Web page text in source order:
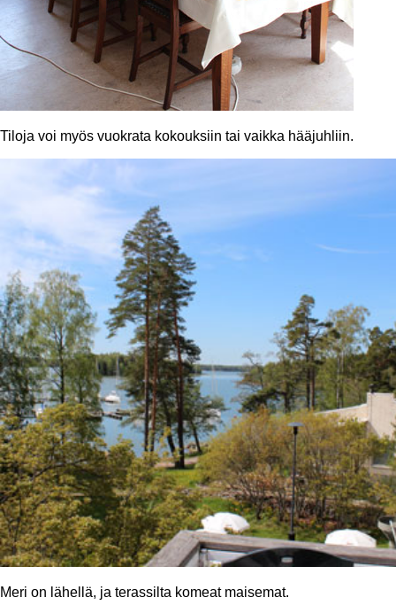
Tiloja voi myös vuokrata kokouksiin tai vaikka hääjuhliin.
Meri on lähellä, ja terassilta komeat maisemat.